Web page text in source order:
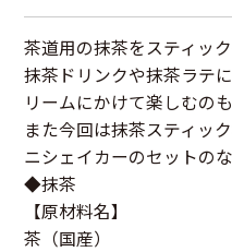
茶道用の抹茶をスティッ
抹茶ドリンクや抹茶ラテ
リームにかけて楽しむのも
また今回は抹茶スティッ
ニシェイカーのセットのな
◆抹茶
【原材料名】
茶（国産）